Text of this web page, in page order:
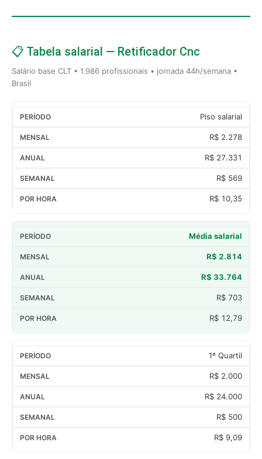
📋 Tabela salarial — Retificador Cnc
Salário base CLT • 1.986 profissionais • jornada 44h/semana •
Brasil
Piso salarial
R$ 2.278
R$ 27.331
R$ 569
R$ 10,35
Média salarial
R$ 2.814
R$ 33.764
R$ 703
R$ 12,79
1º Quartil
R$ 2.000
R$ 24.000
R$ 500
R$ 9,09